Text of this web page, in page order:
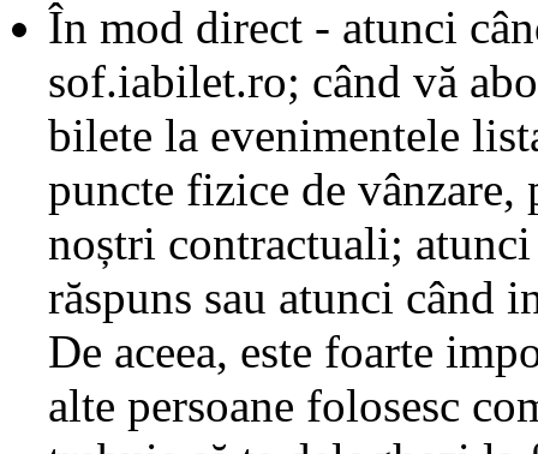
În mod direct - atunci
sof.iabilet.ro; când vă
bilete la evenimentele
puncte fizice de
noștri contractuali;
răspuns sau atunci când
De aceea, este foarte
alte persoane folosesc